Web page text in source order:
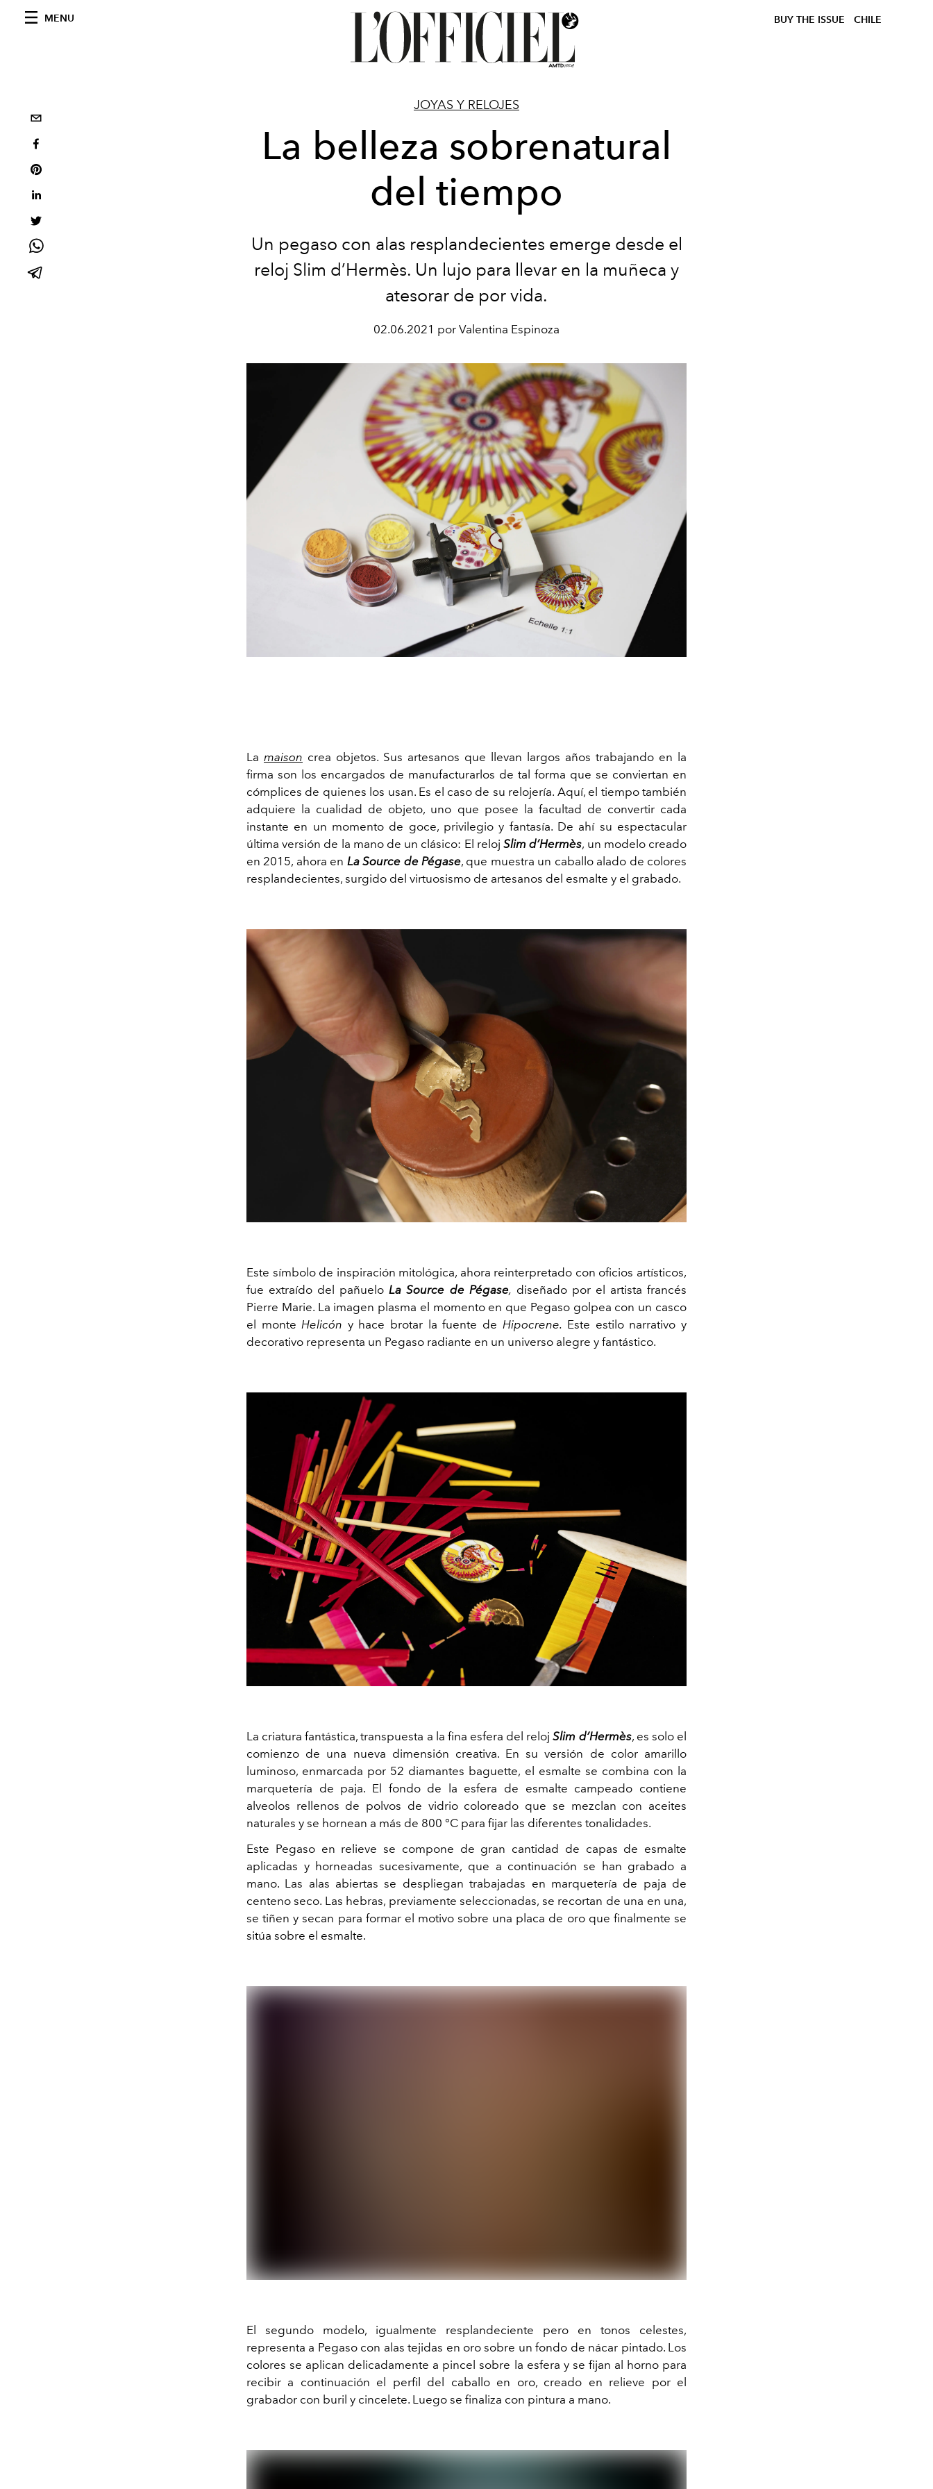
MENU BUY THE ISSUE CHILE
JOYAS Y RELOJES
La belleza sobrenatural
del tiempo
Un pegaso con alas resplandecientes emerge desde el
reloj Slim d’Hermès. Un lujo para llevar en la muñeca y
atesorar de por vida.
02.06.2021 por Valentina Espinoza
La maison crea objetos. Sus artesanos que llevan largos años trabajando en la
firma son los encargados de manufacturarlos de tal forma que se conviertan en
cómplices de quienes los usan. Es el caso de su relojería. Aquí, el tiempo también
adquiere la cualidad de objeto, uno que posee la facultad de convertir cada
instante en un momento de goce, privilegio y fantasía. De ahí su espectacular
última versión de la mano de un clásico: El relojSlim d’Hermès, un modelo creado
en 2015, ahora en La Source de Pégase, que muestra un caballo alado de colores
resplandecientes, surgido del virtuosismo de artesanos del esmalte y el grabado.
Este símbolo de inspiración mitológica, ahora reinterpretado con oficios artísticos,
fue extraído del pañueloLa Source de Pégase, diseñado por el artista francés
Pierre Marie. La imagen plasma el momento en que Pegaso golpea con un casco
el monteHelicón y hace brotar la fuente de Hipocrene. Este estilo narrativo y
decorativo representa un Pegaso radiante en un universo alegre y fantástico.
La criatura fantástica, transpuesta a la fina esfera del relojSlim d’Hermès, es solo el
comienzo de una nueva dimensión creativa. En su versión de color amarillo
luminoso, enmarcada por 52 diamantes baguette, el esmalte se combina con la
marquetería de paja. El fondo de la esfera de esmalte campeado contiene
alveolos rellenos de polvos de vidrio coloreado que se mezclan con aceites
naturales y se hornean a más de 800 °C para fijar las diferentes tonalidades.
Este Pegaso en relieve se compone de gran cantidad de capas de esmalte
aplicadas y horneadas sucesivamente, que a continuación se han grabado a
mano. Las alas abiertas se despliegan trabajadas en marquetería de paja de
centeno seco. Las hebras, previamente seleccionadas, se recortan de una en una,
se tiñen y secan para formar el motivo sobre una placa de oro que finalmente se
sitúa sobre el esmalte.
El segundo modelo, igualmente resplandeciente pero en tonos celestes,
representa a Pegaso con alas tejidas en oro sobre un fondo de nácar pintado. Los
colores se aplican delicadamente a pincel sobre la esfera y se fijan al horno para
recibir a continuación el perfil del caballo en oro, creado en relieve por el
grabador con buril y cincelete. Luego se finaliza con pintura a mano.